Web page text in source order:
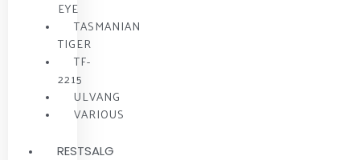
EYE
TASMANIAN
TIGER
TF-
2215
ULVANG
VARIOUS
RESTSALG